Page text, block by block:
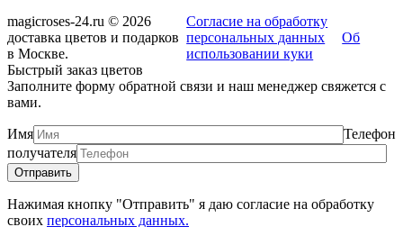
magicroses-24.ru © 2026
доставка цветов и подарков
в Москве.
Согласие на обработку
персональных данных
Об
использовании куки
Быстрый заказ цветов
Заполните форму обратной связи и наш менеджер свяжется с
вами.
Имя
Телефон
получателя
Нажимая кнопку "Отправить" я даю согласие на обработку
своих персональных данных.